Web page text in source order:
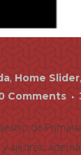
,Home Slider
Comments
de
ajedrez,